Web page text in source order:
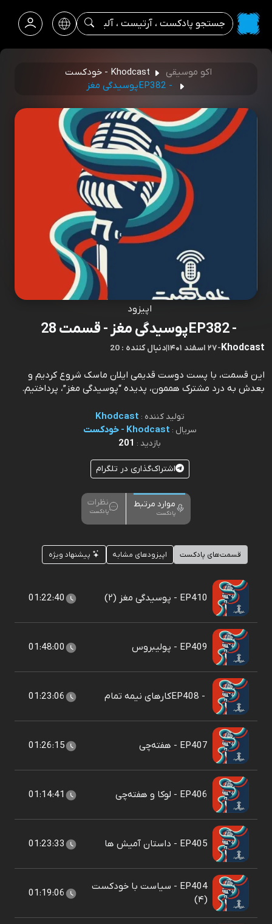
اکو موسیقی
Khodcast - خودکست
EP382 - ‎پوسیدگی مغز
اپیزود
EP382 - ‎پوسیدگی مغز - قسمت 28
Khodcast
-۲۷ اسفند ۱۴۰۱ |20 : دنبال کننده
این قسمت، با پست دوست قدیمی ایلان ماسک شروع کردیم و
بعدش به درد مشترک هممون، پدیده “پوسیدگی مغز”، پرداختیم.
تولید کننده : Khodcast
سریال : Khodcast - خودکست
بازدید : 201
اشتراک‌گذاری در تلگرام
موارد مرتبط
پادکست
نظرات
پادکست
قسمت‌های پادکست اپیزودهای مشابه پیشنهاد ویژه
EP410 - پوسیدگی مغز (۲) 01:22:40
EP409 - پولیبروس 01:48:00
EP408 - ‎کارهای نیمه تمام 01:23:06
EP407 - هفته‌چی 01:26:15
EP406 - لوکا و هفته‌چی 01:14:41
EP405 - داستان آمیش ها 01:23:33
EP404 - سیاست با خودکست
(۴)
01:19:06